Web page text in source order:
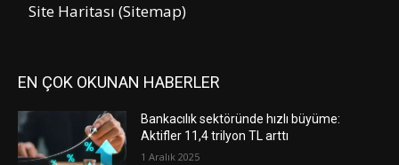
Site Haritası (Sitemap)
EN ÇOK OKUNAN HABERLER
Bankacılık sektöründe hızlı büyüme:
Aktifler 11,4 trilyon TL arttı
1 Aralık 2025